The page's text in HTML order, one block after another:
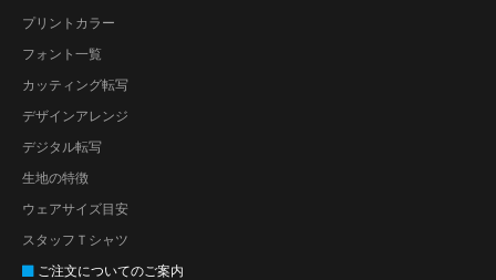
プリントカラー
フォント一覧
カッティング転写
デザインアレンジ
デジタル転写
生地の特徴
ウェアサイズ目安
スタッフＴシャツ
ご注文についてのご案内